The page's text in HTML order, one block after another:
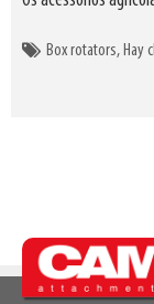
Box rotators Hay